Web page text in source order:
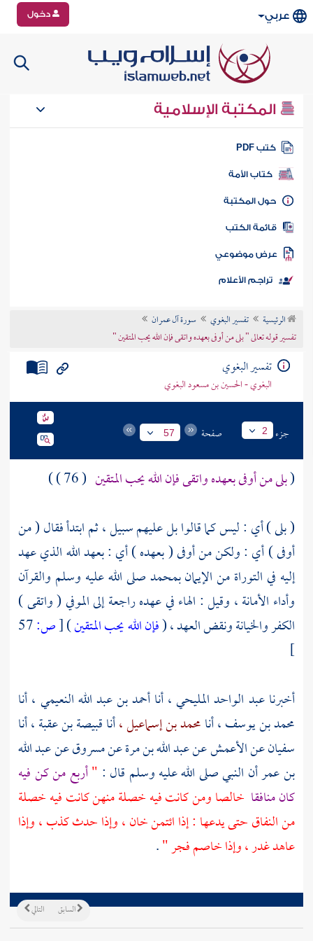
عربي دخول
المكتبة الإسلامية
كتب PDF
كتاب الأمة
المكتبة
الكتب
موضوعي
تراجم الأعلام
الرئيسية تفسير البغوي
سورة آل عمران
تفسير قوله تعالى " بلى من أوفى بعهده واتقى فإن الله يحب المتقين "
تفسير البغوي
البغوي - الحسين بن مسعود البغوي
جزء 2 صفحة 57
(بلى من أوفى بعهده واتقى فإن الله يحب المتقين ( 76 ) )
( بلى ) أي : ليس كما قالوا بل عليهم سبيل ، ثم ابتدأ فقال ( من
أوفى ) أي : ولكن من أوفى ( بعهده ) أي : بعهد الله الذي عهد
إليه في التوراة من الإيمانبمحمدصلى الله عليه وسلم والقرآن
وأداء الأمانة ، وقيل : الهاء في عهده راجعة إلى الموفي ( واتقى )
الكفر والخيانة ونقض العهد ، (فإن الله يحب المتقين)
[ص:57
]
أخبرناعبد الواحد المليحي ،أناأحمد بن عبد الله النعيمي ،أنا
محمد بن يوسف ،أنامحمد بن إسماعيل ،أناقبيصة بن عقبة ،أنا
سفيانعنالأعمشعنعبد الله بن مرةعنمسروقعنعبد الله
بن عمرأن النبي صلى الله عليه وسلم قال : "أربع من كن فيه
كان منافقا خالصا ومن كانت فيه خصلة منهن كانت فيه خصلة
من النفاق حتى يدعها : إذا ائتمن خان ، وإذا حدث كذب ، وإذا
عاهد غدر ، وإذا خاصم فجر ".
التالي السابق